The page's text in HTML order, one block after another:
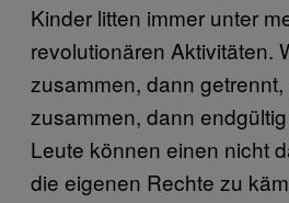
Kinder litten immer unter
revolutionären Aktivitäten.
zusammen, dann
zusammen, dann
Leute können einen nicht
die eigenen Rechte zu